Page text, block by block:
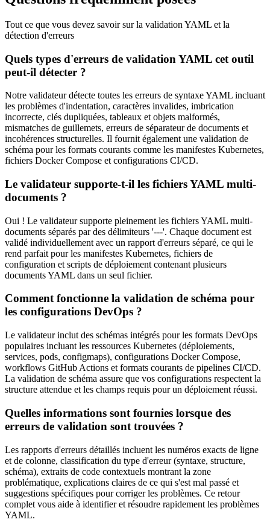
Tout ce que vous devez savoir sur la validation YAML et la
détection d'erreurs
Quels types d'erreurs de validation YAML cet outil
peut-il détecter ?
Notre validateur détecte toutes les erreurs de syntaxe YAML incluant
les problèmes d'indentation, caractères invalides, imbrication
incorrecte, clés dupliquées, tableaux et objets malformés,
mismatches de guillemets, erreurs de séparateur de documents et
incohérences structurelles. Il fournit également une validation de
schéma pour les formats courants comme les manifestes Kubernetes,
fichiers Docker Compose et configurations CI/CD.
Le validateur supporte-t-il les fichiers YAML multi-
documents ?
Oui ! Le validateur supporte pleinement les fichiers YAML multi-
documents séparés par des délimiteurs '---'. Chaque document est
validé individuellement avec un rapport d'erreurs séparé, ce qui le
rend parfait pour les manifestes Kubernetes, fichiers de
configuration et scripts de déploiement contenant plusieurs
documents YAML dans un seul fichier.
Comment fonctionne la validation de schéma pour
les configurations DevOps ?
Le validateur inclut des schémas intégrés pour les formats DevOps
populaires incluant les ressources Kubernetes (déploiements,
services, pods, configmaps), configurations Docker Compose,
workflows GitHub Actions et formats courants de pipelines CI/CD.
La validation de schéma assure que vos configurations respectent la
structure attendue et les champs requis pour un déploiement réussi.
Quelles informations sont fournies lorsque des
erreurs de validation sont trouvées ?
Les rapports d'erreurs détaillés incluent les numéros exacts de ligne
et de colonne, classification du type d'erreur (syntaxe, structure,
schéma), extraits de code contextuels montrant la zone
problématique, explications claires de ce qui s'est mal passé et
suggestions spécifiques pour corriger les problèmes. Ce retour
complet vous aide à identifier et résoudre rapidement les problèmes
YAML.